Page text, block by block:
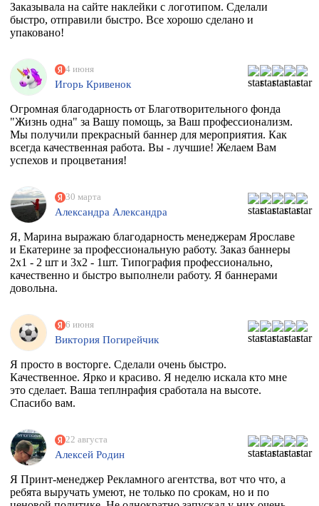
Заказывала на сайте наклейки с логотипом. Сделали
быстро, отправили быстро. Все хорошо сделано и
упаковано!
4 июня
Игорь Кривенок
Огромная благодарность от Благотворительного фонда
"Жизнь одна" за Вашу помощь, за Ваш профессионализм.
Мы получили прекрасный баннер для мероприятия. Как
всегда качественная работа. Вы - лучшие! Желаем Вам
успехов и процветания!
30 марта
Александра Александра
Я, Марина выражаю благодарность менеджерам Ярославе
и Екатерине за профессиональную работу. Заказ баннеры
2х1 - 2 шт и 3х2 - 1шт. Типография профессионально,
качественно и быстро выполнели работу. Я баннерами
довольна.
6 июня
Виктория Погирейчик
Я просто в восторге. Сделали очень быстро.
Качественное. Ярко и красиво. Я неделю искала кто мне
это сделает. Ваша теплнрафия сработала на высоте.
Спасибо вам.
22 августа
Алексей Родин
Я Принт-менеджер Рекламного агентства, вот что что, а
ребята выручать умеют, не только по срокам, но и по